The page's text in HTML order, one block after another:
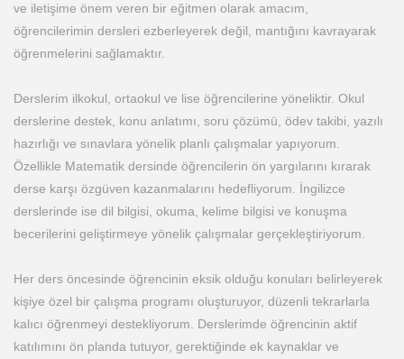
ve iletişime önem veren bir eğitmen olarak amacım,
öğrencilerimin dersleri ezberleyerek değil, mantığını kavrayarak
öğrenmelerini sağlamaktır.
Derslerim ilkokul, ortaokul ve lise öğrencilerine yöneliktir. Okul
derslerine destek, konu anlatımı, soru çözümü, ödev takibi, yazılı
hazırlığı ve sınavlara yönelik planlı çalışmalar yapıyorum.
Özellikle Matematik dersinde öğrencilerin ön yargılarını kırarak
derse karşı özgüven kazanmalarını hedefliyorum. İngilizce
derslerinde ise dil bilgisi, okuma, kelime bilgisi ve konuşma
becerilerini geliştirmeye yönelik çalışmalar gerçekleştiriyorum.
Her ders öncesinde öğrencinin eksik olduğu konuları belirleyerek
kişiye özel bir çalışma programı oluşturuyor, düzenli tekrarlarla
kalıcı öğrenmeyi destekliyorum. Derslerimde öğrencinin aktif
katılımını ön planda tutuyor, gerektiğinde ek kaynaklar ve